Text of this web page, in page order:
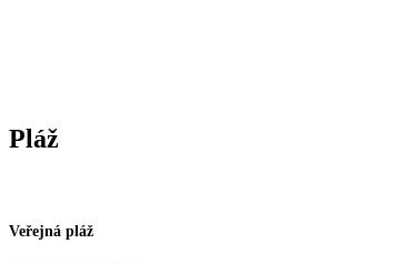
Pláž
Veřejná pláž